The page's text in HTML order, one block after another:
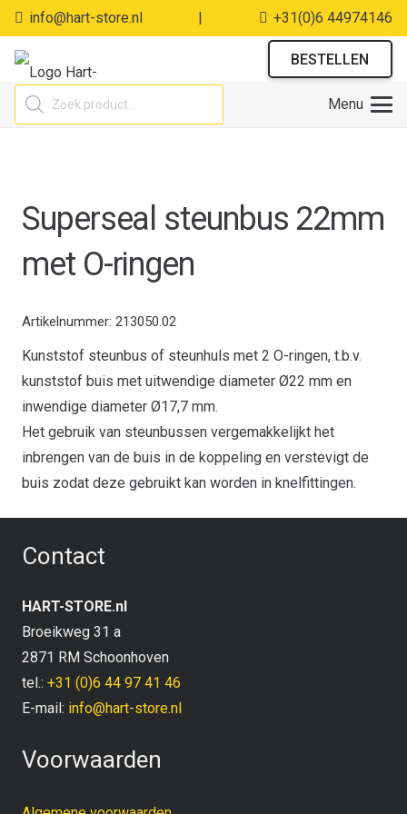
info@hart-store.nl | +31(0)6 44974146
BESTELLEN
Producten
zoeken
Menu
Superseal steunbus 22mm
met O-ringen
Artikelnummer: 213050.02
Kunststof steunbus of steunhuls met 2 O-ringen, t.b.v.
kunststof buis met uitwendige diameter Ø22 mm en
inwendige diameter Ø17,7 mm.
Het gebruik van steunbussen vergemakkelijkt het
inbrengen van de buis in de koppeling en verstevigt de
buis zodat deze gebruikt kan worden in knelfittingen.
Contact
HART-STORE.nl
Broeikweg 31 a
2871 RM Schoonhoven
tel.: +31 (0)6 44 97 41 46
E-mail: info@hart-store.nl
Voorwaarden